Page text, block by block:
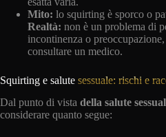
Mito: lo squirting è sporco o
Realtà: non è un problema di
incontinenza o
consultare un medico.
Squirting e salute sessuale: rischi e
Dal punto di vista della salute
considerare quanto segue: